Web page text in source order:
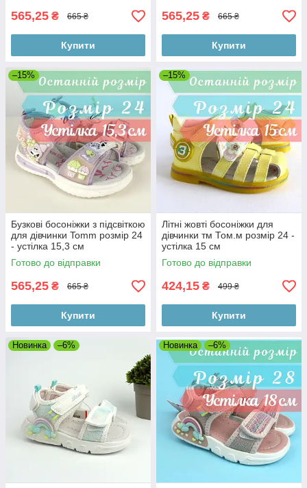
565,25 ₴ 665 ₴
Купити
565,25 ₴ 665 ₴
Купити
–15%
Бузкові босоніжки з підсвіткою
для дівчинки Tomm розмір 24
- устілка 15,3 см
Готово до відправки
565,25 ₴ 665 ₴
Купити
–15%
Літні жовті босоніжки для
дівчинки тм Том.м розмір 24 -
устілка 15 см
Готово до відправки
424,15 ₴ 499 ₴
Купити
Новинка –6% Новинка –6%